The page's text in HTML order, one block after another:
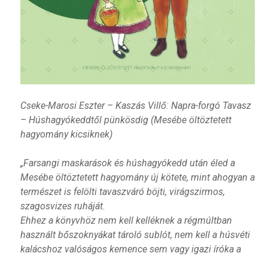
Cseke-Marosi Eszter – Kaszás Villő: Napra-forgó Tavasz
– Húshagyókeddtől pünkösdig (Mesébe öltöztetett
hagyomány kicsiknek)
„Farsangi maskarások és húshagyókedd után éled a
Mesébe öltöztetett hagyomány új kötete, mint ahogyan a
természet is felölti tavaszváró böjti, virágszirmos,
szagosvizes ruháját.
Ehhez a könyvhöz nem kell kelléknek a régmúltban
használt bőszoknyákat tároló sublót, nem kell a húsvéti
kalácshoz valóságos kemence sem vagy igazi íróka a